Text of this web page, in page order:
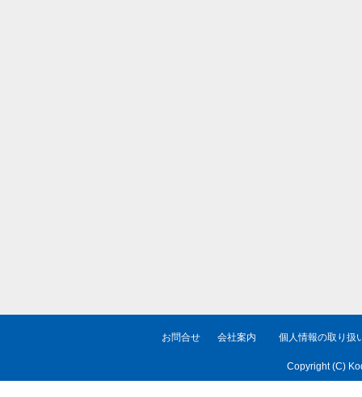
お問合せ 会社案内 個人情報の取り扱
Copyright (C)